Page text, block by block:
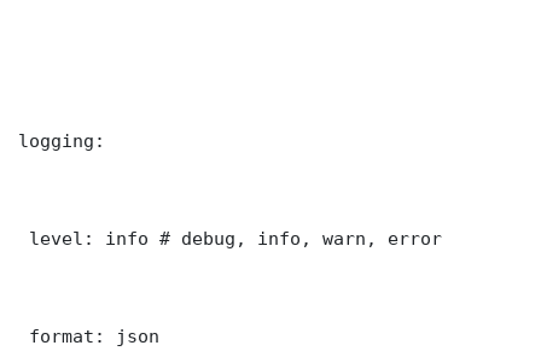
logging:
level: info # debug, info, warn, error
format: json